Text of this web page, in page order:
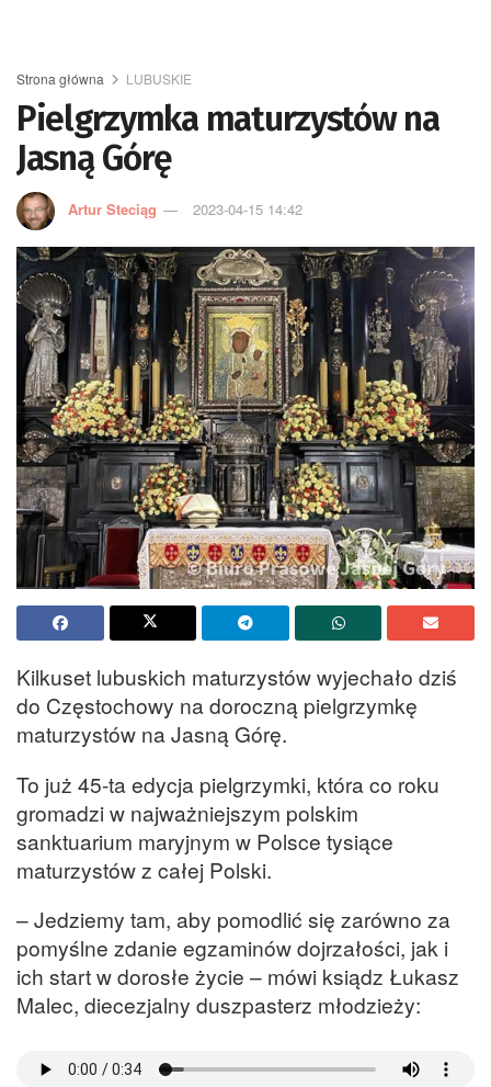
Strona główna LUBUSKIE
Pielgrzymka maturzystów na
Jasną Górę
Artur Steciąg 2023-04-15 14:42
Kilkuset lubuskich maturzystów wyjechało dziś
do Częstochowy na doroczną pielgrzymkę
maturzystów na Jasną Górę.
To już 45-ta edycja pielgrzymki, która co roku
gromadzi w najważniejszym polskim
sanktuarium maryjnym w Polsce tysiące
maturzystów z całej Polski.
– Jedziemy tam, aby pomodlić się zarówno za
pomyślne zdanie egzaminów dojrzałości, jak i
ich start w dorosłe życie – mówi ksiądz Łukasz
Malec, diecezjalny duszpasterz młodzieży: